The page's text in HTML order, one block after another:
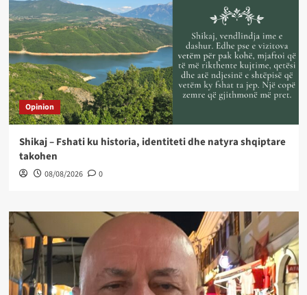
Opinion
Shikaj – Fshati ku historia, identiteti dhe natyra shqiptare
takohen
08/08/2026 0